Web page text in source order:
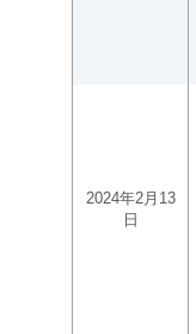
2024年2月13
日